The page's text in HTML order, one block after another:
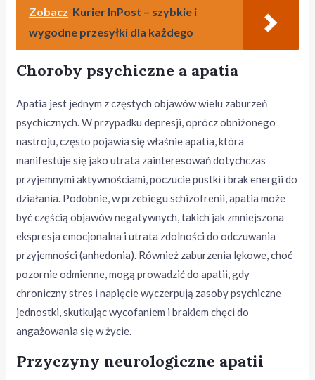
Zobacz Kurier InPost – szybkie i
wygodne przesyłki dla każdego
Choroby psychiczne a apatia
Apatia jest jednym z częstych objawów wielu zaburzeń
psychicznych. W przypadku depresji, oprócz obniżonego
nastroju, często pojawia się właśnie apatia, która
manifestuje się jako utrata zainteresowań dotychczas
przyjemnymi aktywnościami, poczucie pustki i brak energii do
działania. Podobnie, w przebiegu schizofrenii, apatia może
być częścią objawów negatywnych, takich jak zmniejszona
ekspresja emocjonalna i utrata zdolności do odczuwania
przyjemności (anhedonia). Również zaburzenia lękowe, choć
pozornie odmienne, mogą prowadzić do apatii, gdy
chroniczny stres i napięcie wyczerpują zasoby psychiczne
jednostki, skutkując wycofaniem i brakiem chęci do
angażowania się w życie.
Przyczyny neurologiczne apatii